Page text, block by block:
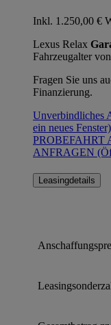
Inkl. 1.250,00 €
Lexus Relax
Fahrzeugalter von
Fragen Sie uns
Finanzierung.
Unverbindliches
ein neues Fenster)
PROBEFAHRT
ANFRAGEN
Leasingdetails